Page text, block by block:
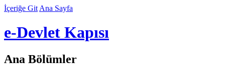
İçeriğe Git Ana Sayfa
e-Devlet Kapısı
Ana Bölümler